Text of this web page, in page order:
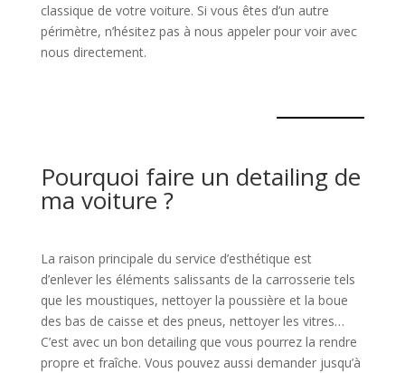
classique de votre voiture. Si vous êtes d’un autre
périmètre, n’hésitez pas à nous appeler pour voir avec
nous directement.
Pourquoi faire un detailing de
ma voiture ?
La raison principale du service d’esthétique est
d’enlever les éléments salissants de la carrosserie tels
que les moustiques, nettoyer la poussière et la boue
des bas de caisse et des pneus, nettoyer les vitres…
C’est avec un bon detailing que vous pourrez la rendre
propre et fraîche. Vous pouvez aussi demander jusqu’à